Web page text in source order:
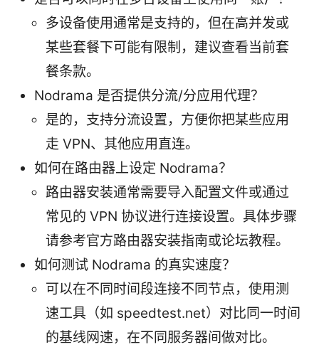
多设备使用通常是支持的，但在高并发或
某些套餐下可能有限制，建议查看当前套
餐条款。
Nodrama 是否提供分流/分应用代理？
是的，支持分流设置，方便你把某些应用
走 VPN、其他应用直连。
如何在路由器上设定 Nodrama？
路由器安装通常需要导入配置文件或通过
常见的 VPN 协议进行连接设置。具体步骤
请参考官方路由器安装指南或论坛教程。
如何测试 Nodrama 的真实速度？
可以在不同时间段连接不同节点，使用测
速工具（如 speedtest.net）对比同一时间
的基线网速，在不同服务器间做对比。